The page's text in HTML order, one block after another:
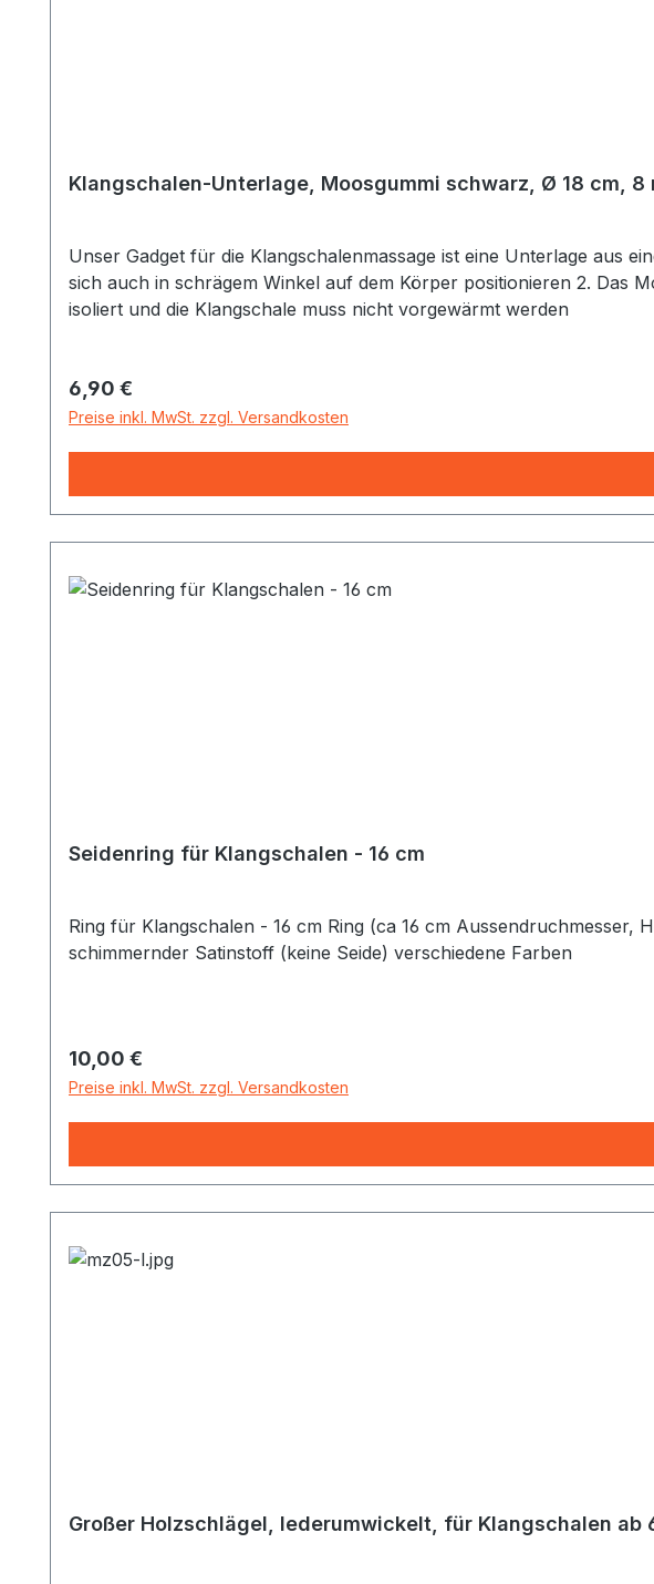
Klangschalen-Unterlage, Moosgummi schwarz, Ø 18 cm, 8
Unser Gadget für die Klangschalenmassage ist eine Unterlage aus einem speziellen Moosgummi. Dieses hat drei
sich auch in schrägem Winkel auf dem Körper positionieren 2. Das
isoliert und die Klangschale muss nicht vorgewärmt werden
Regulärer Preis:
6,90 €
Preise inkl. MwSt. zzgl. Versandkosten
Seidenring für Klangschalen - 16 cm
Ring für Klangschalen - 16 cm Ring (ca 16 cm
schimmernder Satinstoff (keine Seide) verschiedene Farben
Regulärer Preis:
10,00 €
Preise inkl. MwSt. zzgl. Versandkosten
Großer Holzschlägel, lederumwickelt, für Klangschalen ab